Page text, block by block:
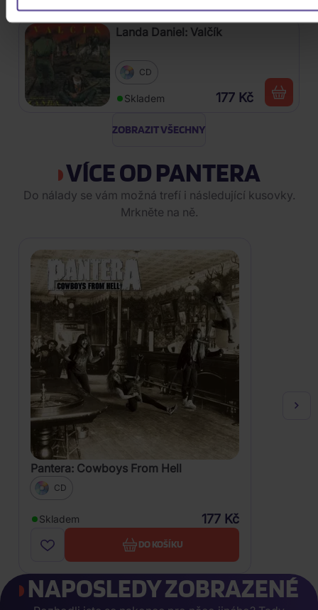
Landa Daniel: Valčík
CD
Skladem 177 Kč
ZOBRAZIT VŠECHNY
VÍCE OD PANTERA
Do nálady se vám možná trefí i následující kusovky.
Mrkněte na ně.
Pantera: Cowboys From Hell
CD
Skladem 177 Kč
DO KOŠÍKU
NAPOSLEDY ZOBRAZENÉ